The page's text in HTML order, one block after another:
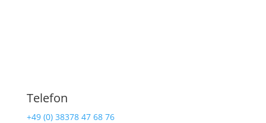
Telefon
+49 (0) 38378 47 68 76